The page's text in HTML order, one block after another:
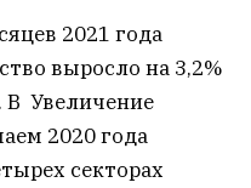
2021 года
выросло на 3,2%
В Увеличение
2020 года
секторах